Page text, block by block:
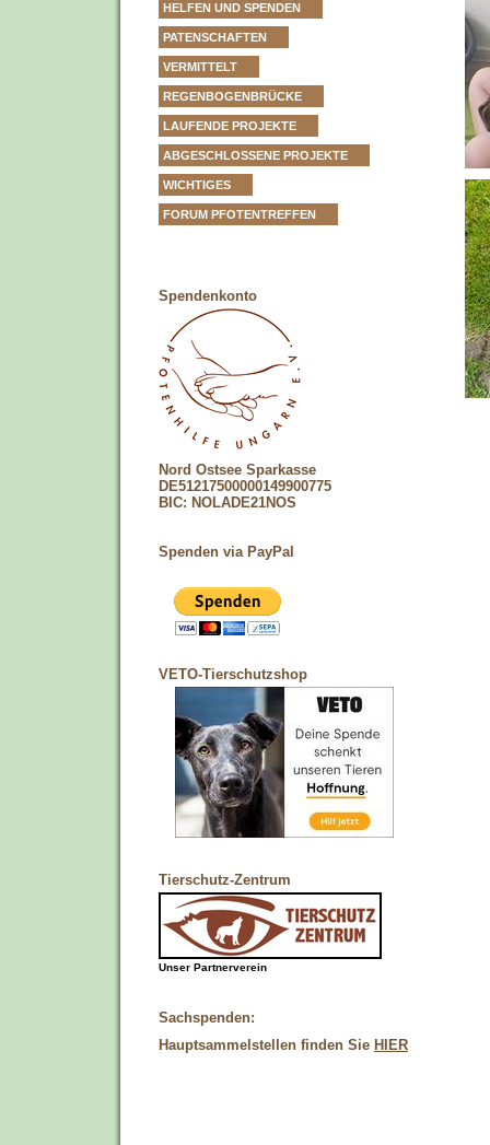
HELFEN UND SPENDEN
PATENSCHAFTEN
VERMITTELT
REGENBOGENBRÜCKE
LAUFENDE PROJEKTE
ABGESCHLOSSENE PROJEKTE
WICHTIGES
FORUM PFOTENTREFFEN
Spendenkonto
Nord Ostsee Sparkasse
DE51217500000149900775
BIC: NOLADE21NOS
Spenden via PayPal
VETO-Tierschutzshop
Tierschutz-Zentrum
Unser Partnerverein
Sachspenden:
Hauptsammelstellen finden Sie HIER